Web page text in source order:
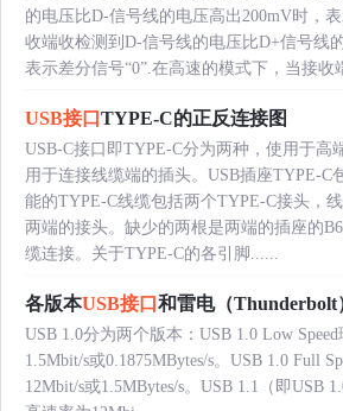
的电压比D-信号线的电压高出200mV时，
收端收检测到D-信号线的电压比D+信号线
表示差分信号“0”.在高速的模式下，当接收
USB接口 TYPE-C的正反连接图
USB-C接口即TYPE-C分为两种，使用于高
用于连接线缆端的插头。USB插座TYPE-C
能的TYPE-C线缆包括两个TYPE-C接头，
两端的接头。缺少的两根是两端的插座的
缆连接。关于TYPE-C的各引脚......
各版本USB接口 和雷电（Thunderbolt
USB 1.0分为两个版本：USB 1.0 Low
1.5Mbit/s或0.1875MBytes/s。USB 1.0 Full
12Mbit/s或1.5MBytes/s。USB 1.1（即USB